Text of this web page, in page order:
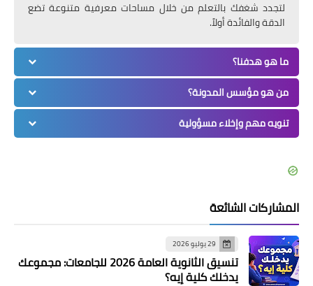
لتجدد شغفك بالتعلم من خلال مساحات معرفية متنوعة تضع
الدقة والفائدة أولاً.
ما هو هدفنا؟
من هو مؤسس المدونة؟
تنويه مهم وإخلاء مسؤولية
المشاركات الشائعة
29 يوليو 2026
تنسيق الثانوية العامة 2026 للجامعات: مجموعك
يدخلك كلية إيه؟